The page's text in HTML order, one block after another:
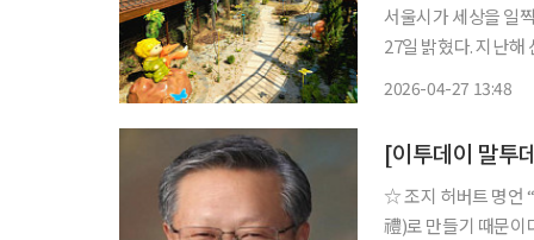
서울시가 세상을 일
27일 밝혔다. 지난해
2026-04-27 13:48
[이투데이 말투
☆ 조지 허버트 명언 “논쟁할 때는 조용하라. 맹렬은 잘못을 결점으로 만들고 진실을 무례(無
禮)로 만들기 때문이다.” 영국의 형이상학파 시인이자, 성공회 성직자다. 사제